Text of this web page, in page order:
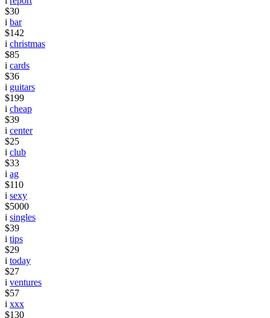
$30
i bar
$142
i christmas
$85
i cards
$36
i guitars
$199
i cheap
$39
i center
$25
i club
$33
i ag
$110
i sexy
$5000
i singles
$39
i tips
$29
i today
$27
i ventures
$57
i xxx
$130